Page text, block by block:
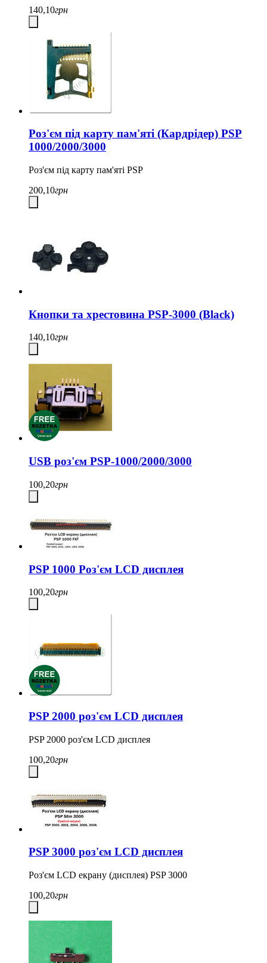
140,10грн
Роз'єм під карту пам'яті (Кардрідер) PSP
1000/2000/3000
Роз'єм під карту пам'яті PSP
200,10грн
Кнопки та хрестовина PSP-3000 (Black)
140,10грн
USB роз'єм PSP-1000/2000/3000
100,20грн
PSP 1000 Роз'єм LCD дисплея
100,20грн
PSP 2000 роз'єм LCD дисплея
PSP 2000 роз'єм LCD дисплея
100,20грн
PSP 3000 роз'єм LCD дисплея
Роз'єм LCD екрану (дисплея) PSP 3000
100,20грн